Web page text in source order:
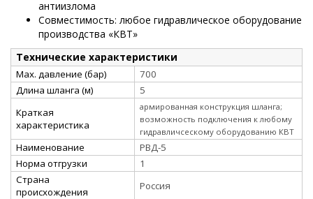
антиизлома
Совместимость: любое гидравлическое оборудование
производства «КВТ»
Технические характеристики
Max. давление (бар)
700
Длина шланга (м)
5
Краткая
характеристика
армированная конструкция шланга;
возможность подключения к любому
гидравличсескому оборудованию КВТ
Наименование
РВД-5
Норма отгрузки
1
Страна
происхождения
Россия